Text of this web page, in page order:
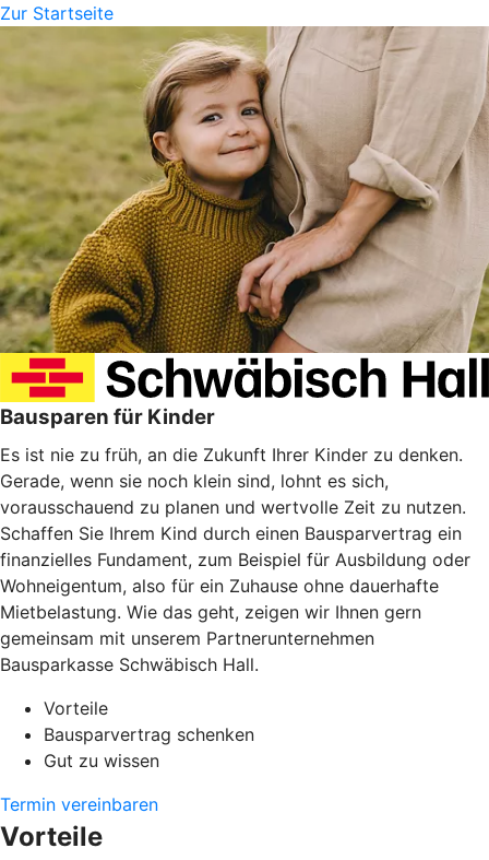
Zur Startseite
Bausparen für Kinder
Es ist nie zu früh, an die Zukunft Ihrer Kinder zu denken.
Gerade, wenn sie noch klein sind, lohnt es sich,
vorausschauend zu planen und wertvolle Zeit zu nutzen.
Schaffen Sie Ihrem Kind durch einen Bausparvertrag ein
finanzielles Fundament, zum Beispiel für Ausbildung oder
Wohneigentum, also für ein Zuhause ohne dauerhafte
Mietbelastung. Wie das geht, zeigen wir Ihnen gern
gemeinsam mit unserem Partnerunternehmen
Bausparkasse Schwäbisch Hall.
Vorteile
Bausparvertrag schenken
Gut zu wissen
Termin vereinbaren
Vorteile